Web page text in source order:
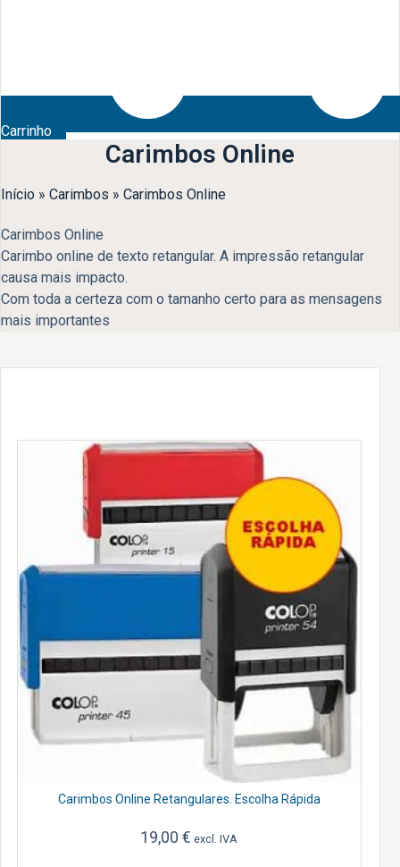
Carrinho
Carimbos Online
Início » Carimbos » Carimbos Online
Carimbos Online
Carimbo online de texto retangular. A impressão retangular
causa mais impacto.
Com toda a certeza com o tamanho certo para as mensagens
mais importantes
Carimbos Online Retangulares. Escolha Rápida
19,00€ excl. IVA